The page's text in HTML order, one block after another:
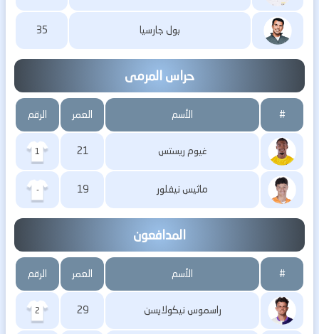
بول جارسيا 35
حراس المرمى
# الأسم العمر الرقم
غيوم ريستس 21
1
ماثيس نيفلور 19
-
المدافعون
# الأسم العمر الرقم
راسموس نيكولايسن 29
2